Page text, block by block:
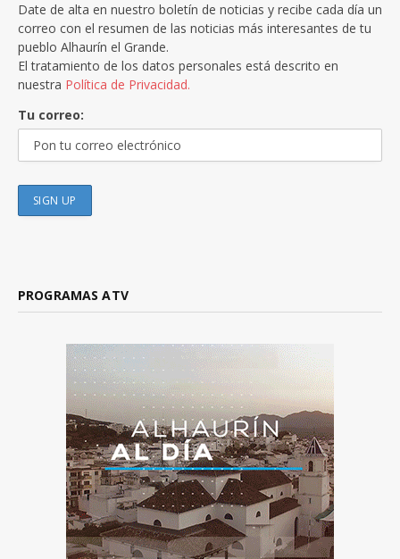
Date de alta en nuestro boletín de noticias y recibe cada día un
correo con el resumen de las noticias más interesantes de tu
pueblo Alhaurín el Grande.
El tratamiento de los datos personales está descrito en
nuestra Política de Privacidad.
Tu correo:
PROGRAMAS ATV